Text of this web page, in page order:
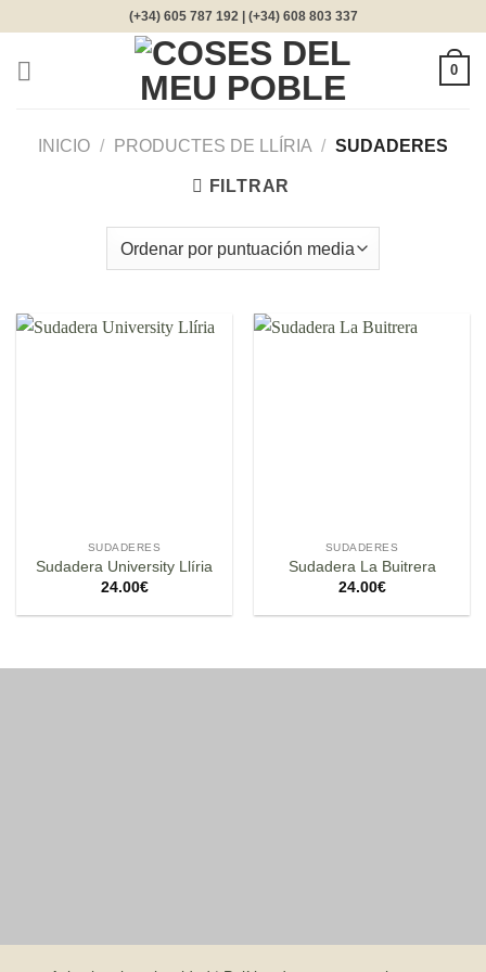
contenido
(+34) 605 787 192 | (+34) 608 803 337
0
INICIO / PRODUCTES DE LLÍRIA / SUDADERES
FILTRAR
SUDADERES
Sudadera University Llíria
24.00€
SUDADERES
Sudadera La Buitrera
24.00€